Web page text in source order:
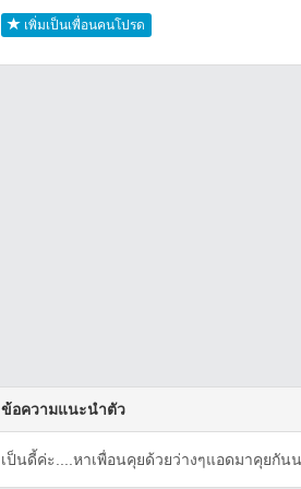
เพิ่มเป็นเพื่อนคนโปรด
ข้อความแนะนำตัว
เป็นดี้ค่ะ....หาเพื่อนคุยด้วยว่างๆแอดมาคุยกัน